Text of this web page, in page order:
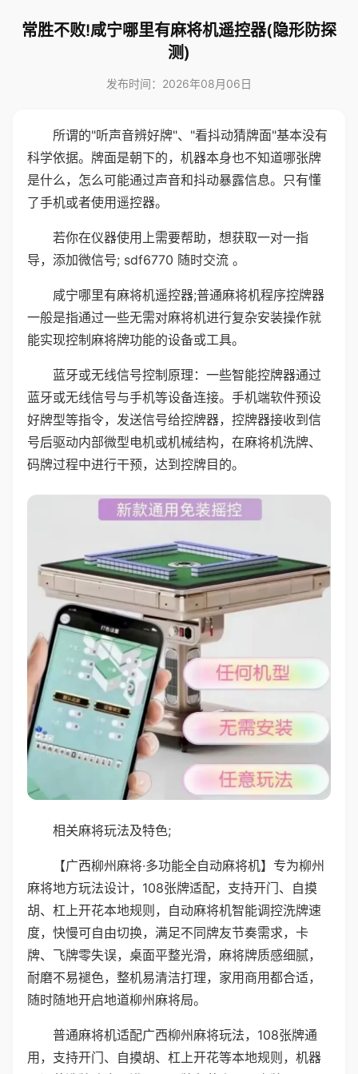
常胜不败!咸宁哪里有麻将机遥控器(隐形防探
测)
发布时间：2026年08月06日
所谓的"听声音辨好牌"、"看抖动猜牌面"基本没有
科学依据。牌面是朝下的，机器本身也不知道哪张牌
是什么，怎么可能通过声音和抖动暴露信息。只有懂
了手机或者使用遥控器。
若你在仪器使用上需要帮助，想获取一对一指
导，添加微信号; sdf6770 随时交流 。
咸宁哪里有麻将机遥控器;普通麻将机程序控牌器
一般是指通过一些无需对麻将机进行复杂安装操作就
能实现控制麻将牌功能的设备或工具。
蓝牙或无线信号控制原理：一些智能控牌器通过
蓝牙或无线信号与手机等设备连接。手机端软件预设
好牌型等指令，发送信号给控牌器，控牌器接收到信
号后驱动内部微型电机或机械结构，在麻将机洗牌、
码牌过程中进行干预，达到控牌目的。
相关麻将玩法及特色;
【广西柳州麻将·多功能全自动麻将机】专为柳州
麻将地方玩法设计，108张牌适配，支持开门、自摸
胡、杠上开花本地规则，自动麻将机智能调控洗牌速
度，快慢可自由切换，满足不同牌友节奏需求，卡
牌、飞牌零失误，桌面平整光滑，麻将牌质感细腻，
耐磨不易褪色，整机易清洁打理，家用商用都合适，
随时随地开启地道柳州麻将局。
普通麻将机适配广西柳州麻将玩法，108张牌通
用，支持开门、自摸胡、杠上开花等本地规则，机器